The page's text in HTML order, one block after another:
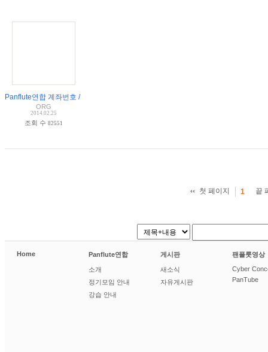
Panflute연합 계좌번호 / 우리은행 1005-501-948893
ORG
2014.02.25
조회 수 82551
첫 페이지 1 끝
Home Panflute연합
소개
정기모임 안내
강습 안내
게시판
새소식
자유게시판
팬플룻영상
Cyber
PanTube